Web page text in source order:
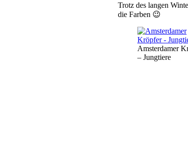
Trotz des langen
die Farben 😉
Amsterdamer
– Jungtiere